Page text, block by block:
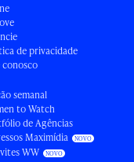
de privacidade
conosco
semanal
to Watch
de Agências
Maximídia
WW